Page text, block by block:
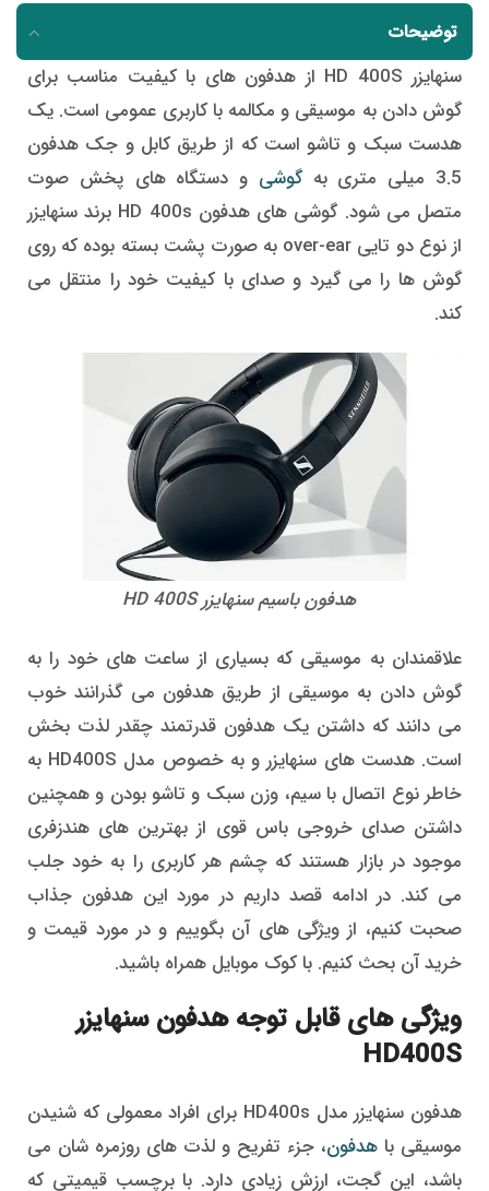
توضیحات
سنهایزر HD 400S از هدفون های با کیفیت مناسب برای
گوش دادن به موسیقی و مکالمه با کاربری عمومی است. یک
هدست سبک و تاشو است که از طریق کابل و جک هدفون
3.5 میلی متری به
گوشی و دستگاه های پخش صوت
متصل می شود. گوشی های هدفون HD 400s برند سنهایزر
از نوع دو تایی over-ear به صورت پشت بسته بوده که روی
گوش ها را می گیرد و صدای با کیفیت خود را منتقل می
کند.
هدفون باسیم سنهایزر HD 400S
علاقمندان به موسیقی که بسیاری از ساعت های خود را به
گوش دادن به موسیقی از طریق هدفون می گذرانند خوب
می دانند که داشتن یک هدفون قدرتمند چقدر لذت بخش
است. هدست های سنهایزر و به خصوص مدل HD400S به
خاطر نوع اتصال با سیم، وزن سبک و تاشو بودن و همچنین
داشتن صدای خروجی باس قوی از بهترین های هندزفری
موجود در بازار هستند که چشم هر کاربری را به خود جلب
می کند. در ادامه قصد داریم در مورد این هدفون جذاب
صحبت کنیم، از ویژگی های آن بگوییم و در مورد قیمت و
خرید آن بحث کنیم. با کوک موبایل همراه باشید.
ویژگی های قابل توجه هدفون سنهایزر
HD400S
هدفون سنهایزر مدل HD400s برای افراد معمولی که شنیدن
موسیقی با هدفون، جزء تفریح و لذت های روزمره شان می
باشد، این گجت، ارزش زیادی دارد. با برچسب قیمیتی که